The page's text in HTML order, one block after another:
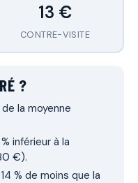
13 €
CONTRE-VISITE
?
la moyenne
inférieur à la
€).
% de moins que la